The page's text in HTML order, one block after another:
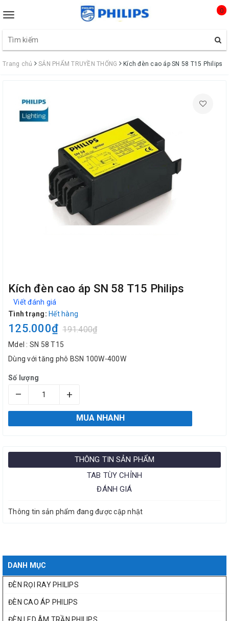
Toggle
0
Trang chủ SẢN PHẨM TRUYỀN THỐNG Kích đèn cao áp SN 58 T15 Philips
Kích đèn cao áp SN 58 T15 Philips
Viết đánh giá
Tình trạng: Hết hàng
125.000₫ 191.400₫
Mdel : SN 58 T15
Dùng với tăng phô BSN 100W-400W
Số lượng
– +
MUA NHANH
THÔNG TIN SẢN PHẨM
TAB TÙY CHỈNH
ĐÁNH GIÁ
Thông tin sản phẩm đang được cập nhật
DANH MỤC
ĐÈN RỌI RAY PHILIPS
ĐÈN CAO ÁP PHILIPS